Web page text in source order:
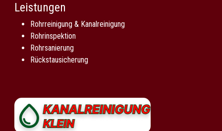
Leistungen
Rohrreinigung & Kanalreinigung
Rohrinspektion
Rohrsanierung
Rückstausicherung